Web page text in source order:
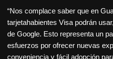
“Nos complace saber que en
tarjetahabientes Visa podrán
de Google. Esto representa un
esfuerzos por ofrecer nuevas
conveniencia y fácil adopción